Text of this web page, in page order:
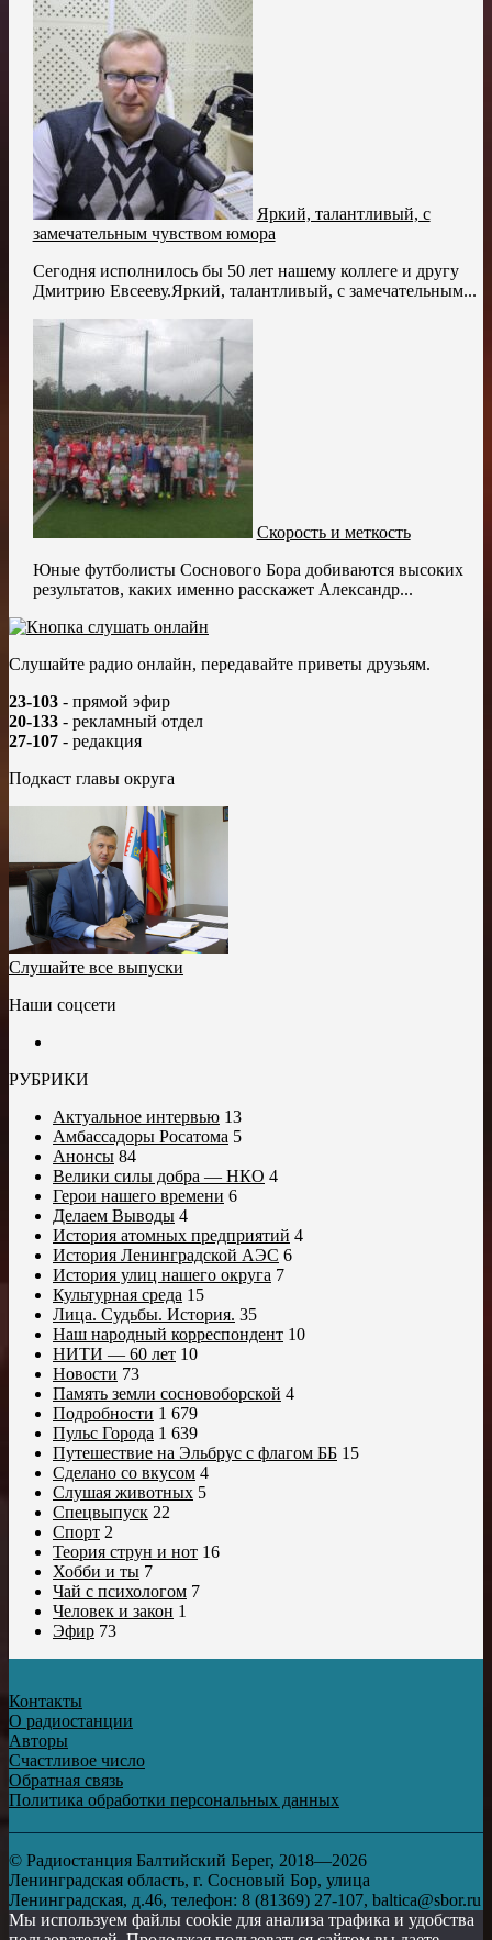
Яркий, талантливый, с
замечательным чувством юмора
Сегодня исполнилось бы 50 лет нашему коллеге и другу
Дмитрию Евсееву.Яркий, талантливый, с замечательным...
Скорость и меткость
Юные футболисты Соснового Бора добиваются высоких
результатов, каких именно расскажет Александр...
Слушайте радио онлайн, передавайте приветы друзьям.
23-103 - прямой эфир
20-133 - рекламный отдел
27-107 - редакция
Подкаст главы округа
Слушайте все выпуски
Наши соцсети
РУБРИКИ
Актуальное интервью 13
Амбассадоры Росатома 5
Анонсы 84
Велики силы добра — НКО 4
Герои нашего времени 6
Делаем Выводы 4
История атомных предприятий 4
История Ленинградской АЭС 6
История улиц нашего округа 7
Культурная среда 15
Лица. Судьбы. История. 35
Наш народный корреспондент 10
НИТИ — 60 лет 10
Новости 73
Память земли сосновоборской 4
Подробности 1 679
Пульс Города 1 639
Путешествие на Эльбрус с флагом ББ 15
Сделано со вкусом 4
Слушая животных 5
Спецвыпуск 22
Спорт 2
Теория струн и нот 16
Хобби и ты 7
Чай с психологом 7
Человек и закон 1
Эфир 73
Контакты
О радиостанции
Авторы
Счастливое число
Обратная связь
Политика обработки персональных данных
© Радиостанция Балтийский Берег, 2018—2026
Ленинградская область, г. Сосновый Бор, улица
Ленинградская, д.46, телефон: 8 (81369) 27-107, baltica@sbor.ru
Мы используем файлы cookie для анализа трафика и удобства